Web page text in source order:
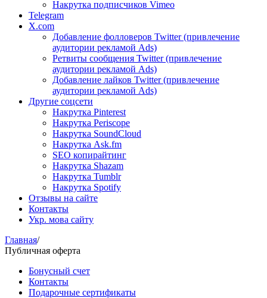
Накрутка подписчиков Vimeo
Telegram
X.com
Добавление фолловеров Twitter (привлечение
аудитории рекламой Ads)
Ретвиты сообщения Twitter (привлечение
аудитории рекламой Ads)
Добавление лайков Twitter (привлечение
аудитории рекламой Ads)
Другие соцсети
Накрутка Pinterest
Накрутка Periscope
Накрутка SoundCloud
Накрутка Ask.fm
SEO копирайтинг
Накрутка Shazam
Накрутка Tumblr
Накрутка Spotify
Отзывы на сайте
Контакты
Укр. мова сайту
Главная/
Публичная оферта
Бонусный счет
Контакты
Подарочные сертификаты